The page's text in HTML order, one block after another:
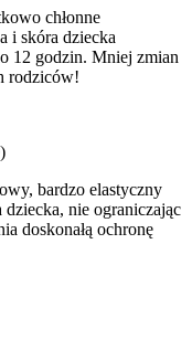
chłonne
i skóra dziecka
12 godzin. Mniej zmian
rodziców!
bardzo elastyczny
nie ograniczając
doskonałą ochronę